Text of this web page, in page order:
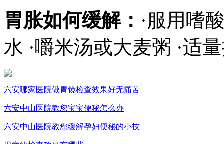
胃胀如何缓解： ·服用嗜
水 ·嚼米汤或大麦粥 ·适
六安哪家医院做胃镜检查效果好无痛苦
六安中山医院教您宝宝便秘怎么办
六安中山医院教您缓解孕妇便秘的小技